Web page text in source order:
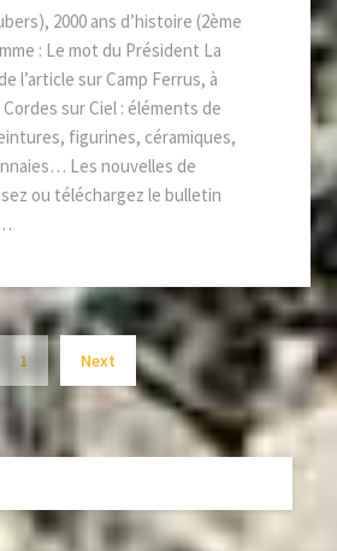
2000 ans d’histoire (2ème
: Le mot du Président La
l’article sur Camp Ferrus, à
sur Ciel : éléments de
figurines, céramiques,
Les nouvelles de
ou téléchargez le bulletin
1 Next